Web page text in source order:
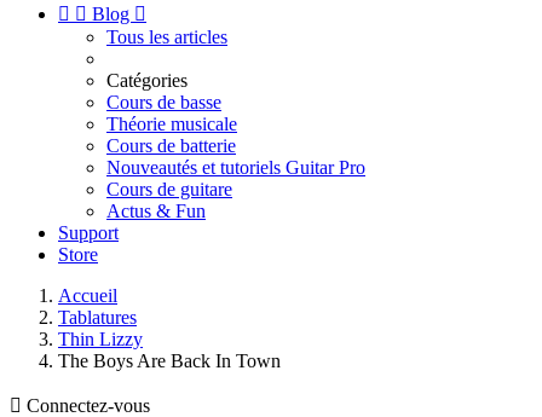
  Blog 
Tous les articles
Catégories
Cours de basse
Théorie musicale
Cours de batterie
Nouveautés et tutoriels Guitar Pro
Cours de guitare
Actus & Fun
Support
Store
Accueil
Tablatures
Thin Lizzy
The Boys Are Back In Town
 Connectez-vous